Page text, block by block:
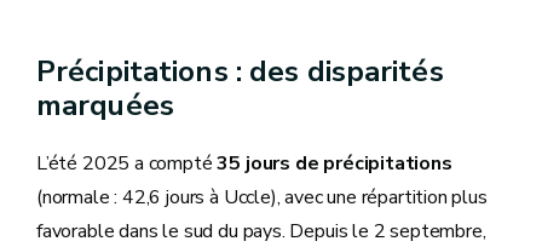
Précipitations : des disparités
marquées
L’été 2025 a compté35 jours de précipitations
(normale : 42,6 jours à Uccle), avec une répartition plus
favorable dans le sud du pays. Depuis le 2 septembre,